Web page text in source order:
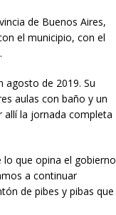
de Buenos Aires,
el municipio, con el
agosto de 2019. Su
aulas con baño y un
allí la jornada completa
que opina el gobierno
a continuar
de pibes y pibas que